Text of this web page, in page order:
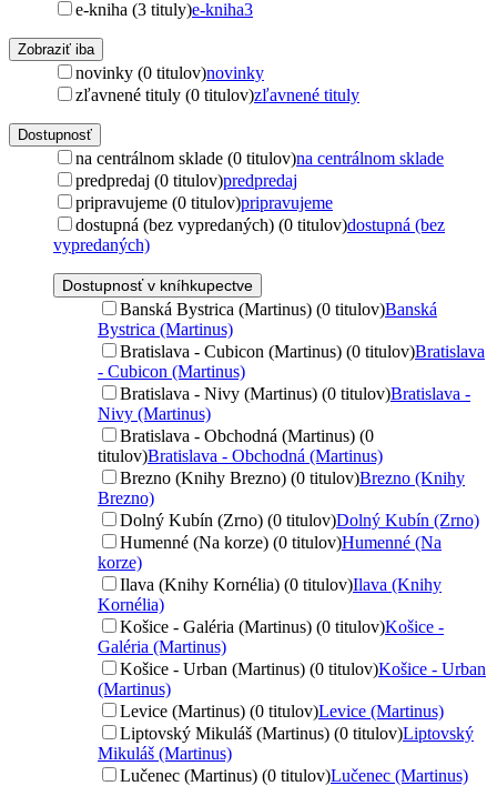
e-kniha (3 tituly)e-kniha3
Zobraziť iba
novinky (0 titulov)novinky
zľavnené tituly (0 titulov)zľavnené tituly
Dostupnosť
na centrálnom sklade (0 titulov)na centrálnom sklade
predpredaj (0 titulov)predpredaj
pripravujeme (0 titulov)pripravujeme
dostupná (bez vypredaných) (0 titulov)dostupná (bez
vypredaných)
Dostupnosť v kníhkupectve
Banská Bystrica (Martinus) (0 titulov)Banská
Bystrica (Martinus)
Bratislava - Cubicon (Martinus) (0 titulov)Bratislava
- Cubicon (Martinus)
Bratislava - Nivy (Martinus) (0 titulov)Bratislava -
Nivy (Martinus)
Bratislava - Obchodná (Martinus) (0
titulov)Bratislava - Obchodná (Martinus)
Brezno (Knihy Brezno) (0 titulov)Brezno (Knihy
Brezno)
Dolný Kubín (Zrno) (0 titulov)Dolný Kubín (Zrno)
Humenné (Na korze) (0 titulov)Humenné (Na
korze)
Ilava (Knihy Kornélia) (0 titulov)Ilava (Knihy
Kornélia)
Košice - Galéria (Martinus) (0 titulov)Košice -
Galéria (Martinus)
Košice - Urban (Martinus) (0 titulov)Košice - Urban
(Martinus)
Levice (Martinus) (0 titulov)Levice (Martinus)
Liptovský Mikuláš (Martinus) (0 titulov)Liptovský
Mikuláš (Martinus)
Lučenec (Martinus) (0 titulov)Lučenec (Martinus)